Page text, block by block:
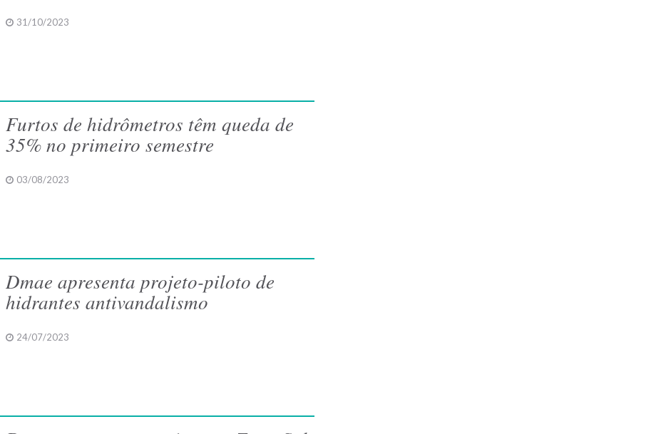
31/10/2023
Furtos de hidrômetros têm queda de
35% no primeiro semestre
03/08/2023
Dmae apresenta projeto-piloto de
hidrantes antivandalismo
24/07/2023